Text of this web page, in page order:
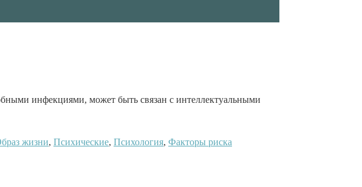
инфекциями, может быть связан с интеллектуальными
жизни, Психические, Психология, Факторы риска